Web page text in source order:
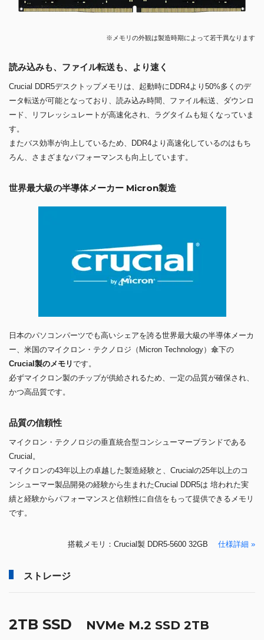
※メモリの外観は製造時期によって若干異なります
読み込みも、ファイル転送も、より速く
Crucial DDR5デスクトップメモリは、起動時にDDR4より50%多くのデ
ータ転送が可能となっており、読み込み時間、ファイル転送、ダウンロ
ード、リフレッシュレートが高速化され、ラグタイムも短くなっていま
す。
またバス効率が向上しているため、DDR4より高速化しているのはもち
ろん、さまざまなパフォーマンスも向上しています。
世界最大級の半導体メーカー Micron製造
日本のパソコンパーツでも高いシェアを誇る世界最大級の半導体メーカ
ー、米国のマイクロン・テクノロジ（Micron Technology）傘下の
Crucial製のメモリです。
必ずマイクロン製のチップが供給されるため、一定の品質が確保され、
かつ高品質です。
品質の信頼性
マイクロン・テクノロジの垂直統合型コンシューマーブランドである
Crucial。
マイクロンの43年以上の卓越した製造経験と、Crucialの25年以上のコ
ンシューマー製品開発の経験から生まれたCrucial DDR5は 培われた実
績と経験からパフォーマンスと信頼性に自信をもって提供できるメモリ
です。
搭載メモリ：Crucial製 DDR5-5600 32GB 仕様詳細 »
ストレージ
2TB SSD NVMe M.2 SSD 2TB